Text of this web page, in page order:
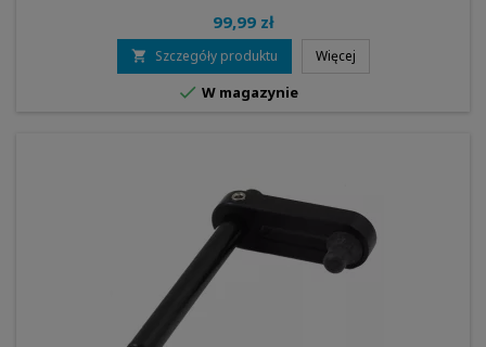
99,99 zł
 Szczegóły produktu Więcej
 W magazynie